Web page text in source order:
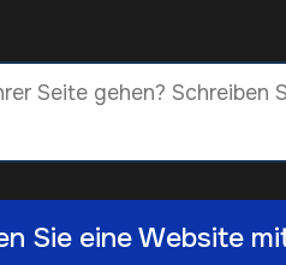
Sie eine Website